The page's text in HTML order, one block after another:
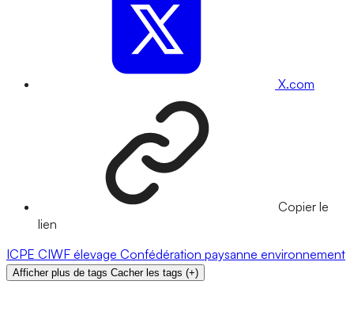
X.com
Copier le
lien
ICPE CIWF élevage Confédération paysanne environnement
Afficher plus de tags Cacher les tags (+)